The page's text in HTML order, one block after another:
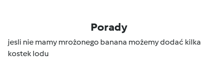
Porady
jesli nie mamy mrożonego banana możemy dodać kilka
kostek lodu